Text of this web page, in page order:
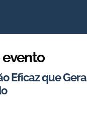
Eficaz que Gera